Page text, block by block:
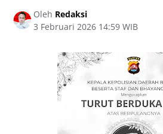
Oleh Redaksi
3 Februari 2026 14:59 WIB